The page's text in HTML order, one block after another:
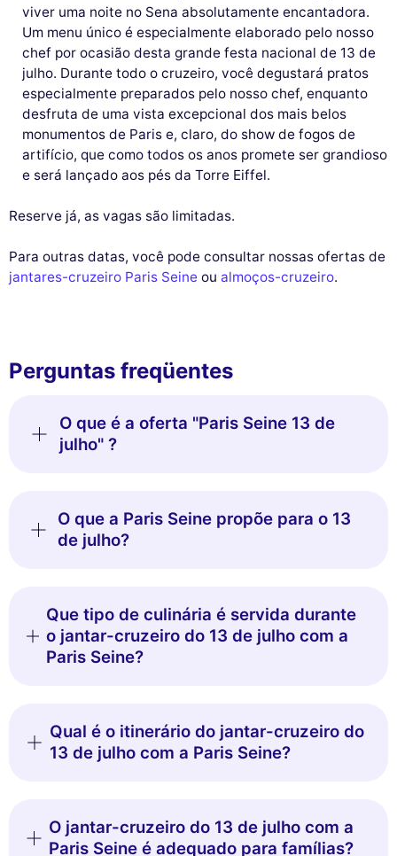
viver uma noite no Sena absolutamente encantadora.
Um menu único é especialmente elaborado pelo nosso
chef por ocasião desta grande festa nacional de 13 de
julho. Durante todo o cruzeiro, você degustará pratos
especialmente preparados pelo nosso chef, enquanto
desfruta de uma vista excepcional dos mais belos
monumentos de Paris e, claro, do show de fogos de
artifício, que como todos os anos promete ser grandioso
e será lançado aos pés da Torre Eiffel.
Reserve já, as vagas são limitadas.
Para outras datas, você pode consultar nossas ofertas de
jantares-cruzeiro Paris Seine ou almoços-cruzeiro.
Perguntas freqüentes
O que é a oferta "Paris Seine 13 de
julho" ?
O que a Paris Seine propõe para o 13
de julho?
Que tipo de culinária é servida durante
o jantar-cruzeiro do 13 de julho com a
Paris Seine?
Qual é o itinerário do jantar-cruzeiro do
13 de julho com a Paris Seine?
O jantar-cruzeiro do 13 de julho com a
Paris Seine é adequado para famílias?